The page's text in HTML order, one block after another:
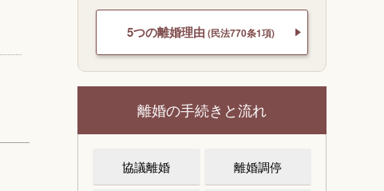
5つの離婚理由 (民法770条1項)
離婚の手続きと流れ
協議離婚 離婚調停